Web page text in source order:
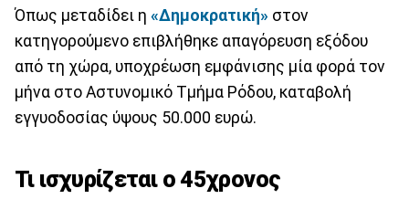
Όπως μεταδίδει η «Δημοκρατική» στον
κατηγορούμενο επιβλήθηκε απαγόρευση εξόδου
από τη χώρα, υποχρέωση εμφάνισης μία φορά τον
μήνα στο Αστυνομικό Τμήμα Ρόδου, καταβολή
εγγυοδοσίας ύψους 50.000 ευρώ.
Τι ισχυρίζεται ο 45χρονος